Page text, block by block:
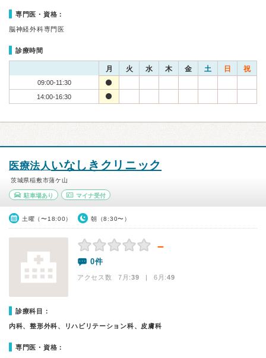
専門医・資格：
脳神経外科専門医
診療時間
月 火 水 木 金 土 日 祝
09:00-11:30
14:00-16:30
医療法人いなしきクリニック
茨城県稲敷市蒲ケ山
駐車場あり マイナ受付
土曜（〜18:00） 朝（8:30〜）
－
0件
アクセス数 7月:39 | 6月:49
診療科目：
内科、整形外科、リハビリテーション科、皮膚科
専門医・資格：